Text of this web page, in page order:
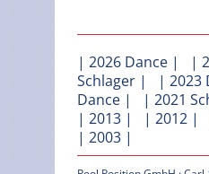
| 2026 Dance | |
Schlager | | 2023
Dance | | 2021
| 2013 | | 2012 |
| 2003 |